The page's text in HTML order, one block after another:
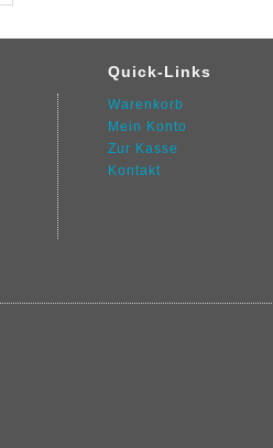
Quick-Links
Warenkorb
Mein Konto
Zur Kasse
Kontakt